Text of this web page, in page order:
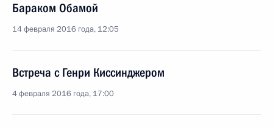
Бараком Обамой
14 февраля 2016 года, 12:05
Встреча с Генри Киссинджером
4 февраля 2016 года, 17:00